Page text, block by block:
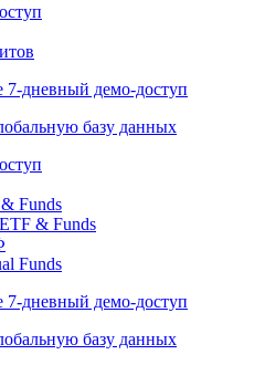
7-дневный демо-доступ
базу данных
Funds
& Funds
Funds
7-дневный демо-доступ
базу данных